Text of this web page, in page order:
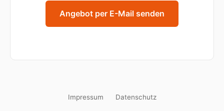
Angebot per E-Mail senden
Impressum Datenschutz